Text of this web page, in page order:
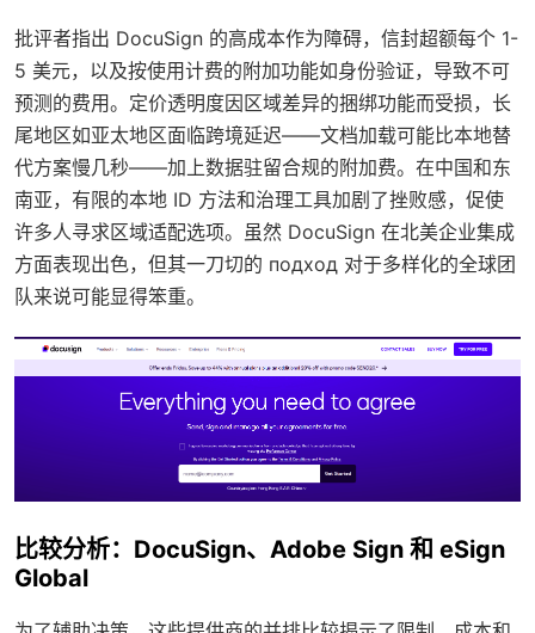
批评者指出 DocuSign 的高成本作为障碍，信封超额每个 1-
5 美元，以及按使用计费的附加功能如身份验证，导致不可
预测的费用。定价透明度因区域差异的捆绑功能而受损，长
尾地区如亚太地区面临跨境延迟——文档加载可能比本地替
代方案慢几秒——加上数据驻留合规的附加费。在中国和东
南亚，有限的本地 ID 方法和治理工具加剧了挫败感，促使
许多人寻求区域适配选项。虽然 DocuSign 在北美企业集成
方面表现出色，但其一刀切的 подход 对于多样化的全球团
队来说可能显得笨重。
比较分析：DocuSign、Adobe Sign 和 eSign
Global